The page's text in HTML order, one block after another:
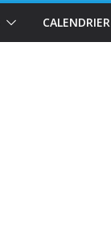
CALENDRIER